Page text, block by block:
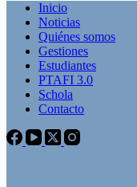
Inicio
Noticias
Quiénes somos
Gestiones
Estudiantes
PTAFI 3.0
Schola
Contacto